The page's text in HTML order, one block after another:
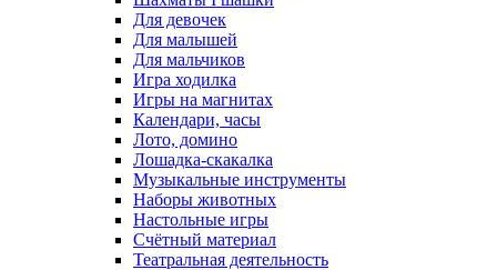
Для девочек
Для малышей
Для мальчиков
Игра ходилка
Игры на магнитах
Календари, часы
Лото, домино
Лошадка-скакалка
Музыкальные инструменты
Наборы животных
Настольные игры
Счётный материал
Театральная деятельность